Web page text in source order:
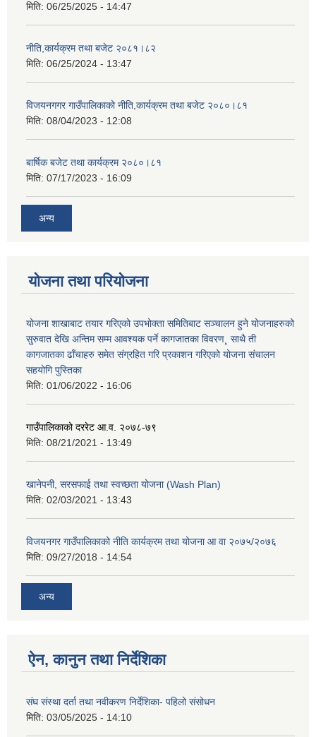
मिति: 06/25/2025 - 14:47
नीति,कार्यक्रम तथा बजेट २०८१।८२
मिति: 06/25/2024 - 13:47
विजयनगगर गाउँपालिकाको नीति,कार्यक्रम तथा बजेट २०८०।८१
मिति: 08/04/2023 - 12:08
बार्षिक बजेट तथा कार्यक्रम २०८०।८१
मिति: 07/17/2023 - 16:09
अन्य
योजना तथा परियोजना
योजना शाखाबाट तयार गरिएको उपभोक्ता समितिबाट सञ्चालन हुने योजनाहरुको
सुरुवात देखि अन्तिम सम्म आवश्यक पर्ने कागजातका विवरण¸ साथै ती
कागजातका ढाँचाहरु समेत संग्रहित गरि प्रकाशन गरिएको योजना संचालन
सहयोगि पुस्तिका
मिति: 01/06/2022 - 16:06
गाउँपालिकाको दररेट आ.व. २०७८-७९
मिति: 08/21/2021 - 13:49
खानेपनी, सरसफाई तथा स्वच्छता योजना (Wash Plan)
मिति: 02/03/2021 - 13:43
विजयनगर गाउँपालिकाको नीति कार्यक्रम तथा योजना आ वा २०७५/२०७६
मिति: 09/27/2018 - 14:54
अन्य
ऐन, कानुन तथा निर्देशिका
संघ संस्था दर्ता तथा नवीकरण निर्देशिका- पहिलो संसोधन
मिति: 03/05/2025 - 14:10